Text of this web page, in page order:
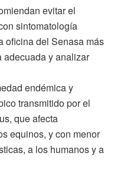
evitar el
sintomatología
oficina del Senasa más
adecuada y analizar
endémica y
transmitido por el
que afecta
equinos, y con menor
a los humanos y a